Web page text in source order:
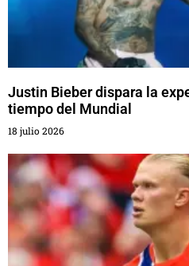
Justin Bieber dispara la
tiempo del Mundial
18 julio 2026